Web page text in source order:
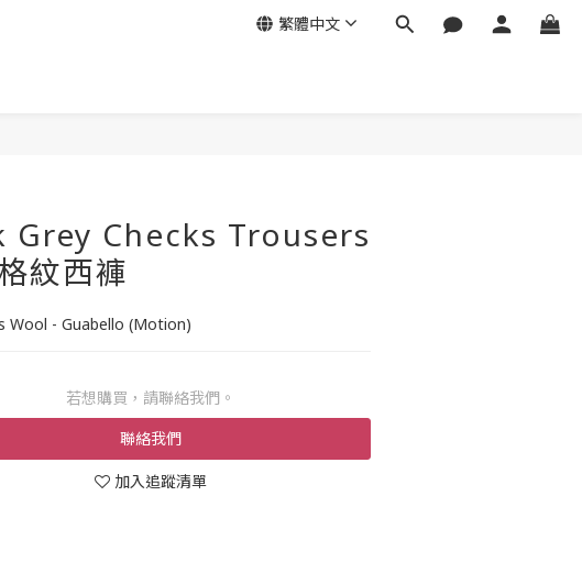
繁體中文
Grey Checks Trousers
紋西褲
Wool - Guabello (Motion)
若想購買，請聯絡我們。
聯絡我們
加入追蹤清單